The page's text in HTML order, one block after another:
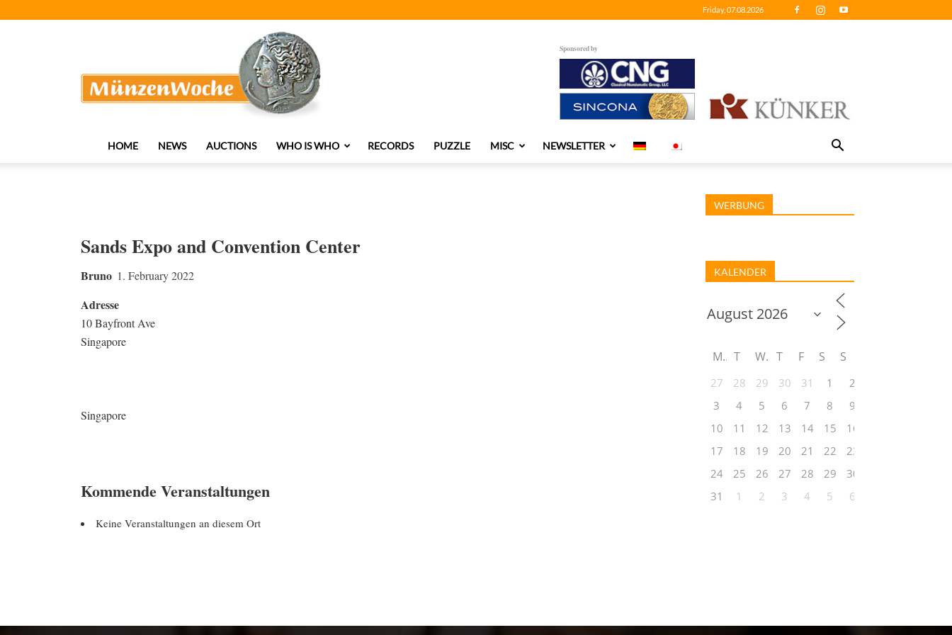
Friday, 07.08.2026
Sponsored by
HOME NEWS AUCTIONS WHO IS WHO RECORDS PUZZLE MISC NEWSLETTER
Sands Expo and Convention Center
Bruno 1. February 2022
Adresse
10 Bayfront Ave
Singapore
Singapore
Kommende Veranstaltungen
Keine Veranstaltungen an diesem Ort
WERBUNG
KALENDER
M T W T F S S
27 28 29 30 31 1
2
3
4 5 6 7 8
9
10
11 12 13 14 15
16
17
18 19 20 21 22
23
24
25 26 27 28 29
30
31
1 2 3 4 5 6